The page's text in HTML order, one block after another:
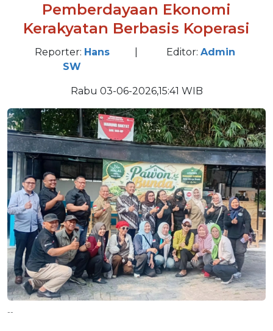
Pemberdayaan Ekonomi
Kerakyatan Berbasis Koperasi
Reporter: Hans
SW
Editor:Admin
Rabu 03-06-2026,15:41 WIB
--